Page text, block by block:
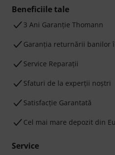
Beneficiile tale
3 Ani Garanție Thomann
Garanţia returnării banilor
Service Reparații
Sfaturi de la experții noștri
Satisfacție Garantată
Cel mai mare depozit din
Service